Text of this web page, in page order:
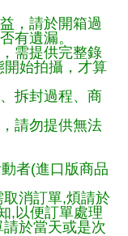
，請於開箱過
有遺漏。
需提供完整錄
始拍攝，才算
拆封過程、商
請勿提供無法
者(進口版商品
取消訂單,煩請於
,以便訂單處理
於當天或是次